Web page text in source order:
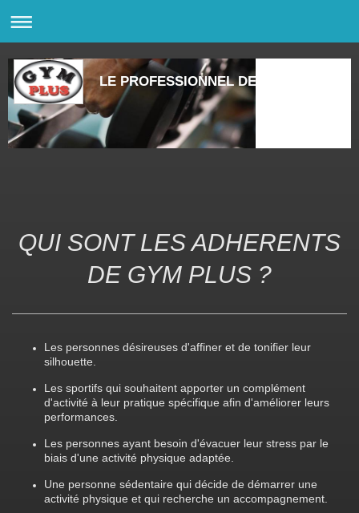
LE PROFESSIONNEL DE LA FORME
QUI SONT LES ADHERENTS
DE GYM PLUS ?
Les personnes désireuses d'affiner et de tonifier leur
silhouette.
Les sportifs qui souhaitent apporter un complément
d'activité à leur pratique spécifique afin d'améliorer leurs
performances.
Les personnes ayant besoin d'évacuer leur stress par le
biais d'une activité physique adaptée.
Une personne sédentaire qui décide de démarrer une
activité physique et qui recherche un accompagnement.